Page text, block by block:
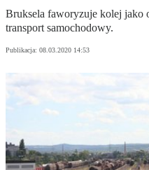
Bruksela faworyzuje kolej jako
transport samochodowy.
Publikacja: 08.03.2020 14:53